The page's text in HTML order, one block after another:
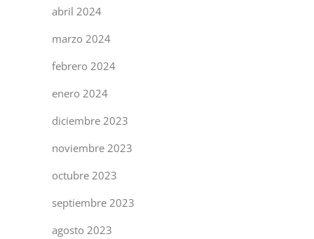
abril 2024
marzo 2024
febrero 2024
enero 2024
diciembre 2023
noviembre 2023
octubre 2023
septiembre 2023
agosto 2023